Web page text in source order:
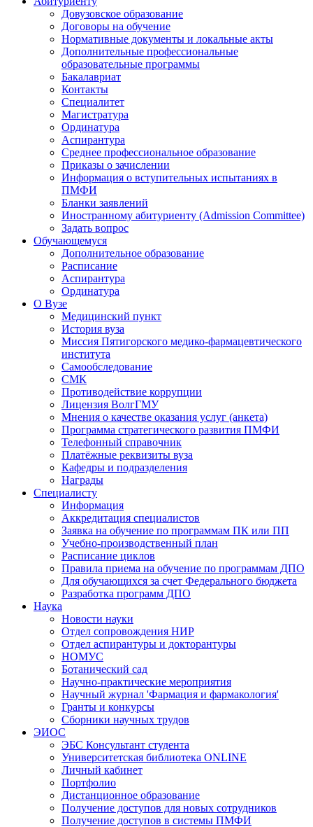
Довузовское образование
Договоры на обучение
Нормативные документы и локальные акты
Дополнительные профессиональные
образовательные программы
Бакалавриат
Контакты
Специалитет
Магистратура
Ординатура
Аспирантура
Среднее профессиональное образование
Приказы о зачислении
Информация о вступительных испытаниях в
ПМФИ
Бланки заявлений
Иностранному абитуриенту (Admission Committee)
Задать вопрос
Обучающемуся
Дополнительное образование
Расписание
Аспирантура
Ординатура
О Вузе
Медицинский пункт
История вуза
Миссия Пятигорского медико-фармацевтического
института
Самообследование
СМК
Противодействие коррупции
Лицензия ВолгГМУ
Мнения о качестве оказания услуг (анкета)
Программа стратегического развития ПМФИ
Телефонный справочник
Платёжные реквизиты вуза
Кафедры и подразделения
Награды
Специалисту
Информация
Аккредитация специалистов
Заявка на обучение по программам ПК или ПП
Учебно-производственный план
Расписание циклов
Правила приема на обучение по программам ДПО
Для обучающихся за счет Федерального бюджета
Разработка программ ДПО
Наука
Новости науки
Отдел сопровождения НИР
Отдел аспирантуры и докторантуры
НОМУС
Ботанический сад
Научно-практические мероприятия
Научный журнал 'Фармация и фармакология'
Гранты и конкурсы
Сборники научных трудов
ЭИОС
ЭБС Консультант студента
Университетская библиотека ONLINE
Личный кабинет
Портфолио
Дистанционное образование
Получение доступов для новых сотрудников
Получение доступов в системы ПМФИ